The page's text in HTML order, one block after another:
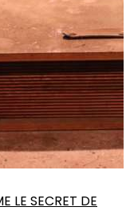
LE SECRET DE